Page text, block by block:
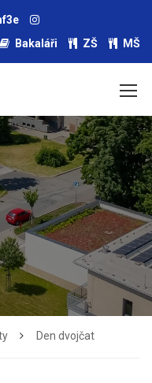
Bakaláři
ZŠ MŠ
Den dvojčat